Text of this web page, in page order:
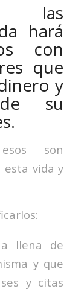
las
hará
con
que
y
su
son
vida y
llena de
y que
y citas